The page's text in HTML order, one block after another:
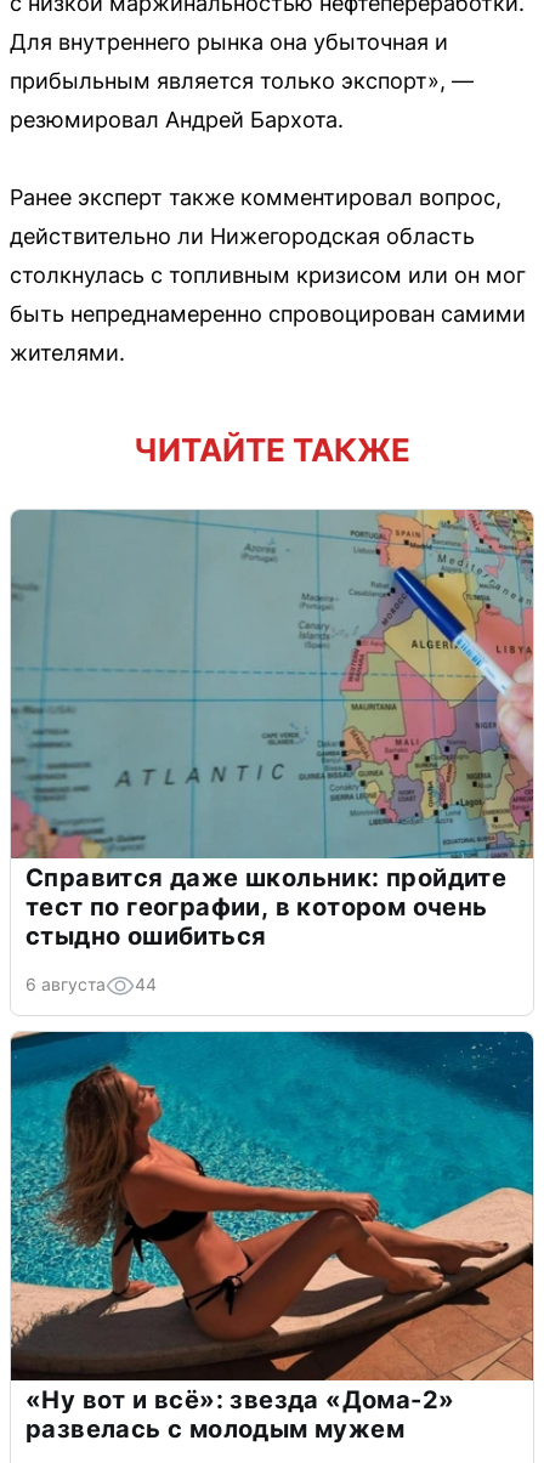
Для внутреннего рынка она убыточная и
прибыльным является только экспорт», —
резюмировал Андрей Бархота.
Ранее эксперт также комментировал вопрос,
действительно ли Нижегородская область
столкнулась с топливным кризисом или он мог
быть непреднамеренно спровоцирован самими
жителями.
ЧИТАЙТЕ ТАКЖЕ
Справится даже школьник: пройдите
тест по географии, в котором очень
стыдно ошибиться
6 августа 44
«Ну вот и всё»: звезда «Дома-2»
развелась с молодым мужем